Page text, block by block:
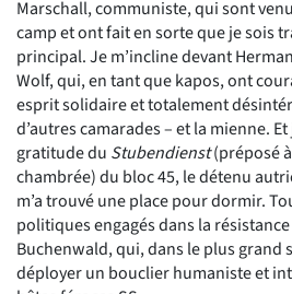
Marschall, communiste, qui sont
camp et ont fait en sorte que je sois
principal. Je m’incline devant
Wolf, qui, en tant que kapos, ont
esprit solidaire et totalement
d’autres camarades – et la mienne.
gratitude du Stubendienst(préposé
chambrée) du bloc 45, le détenu
m’a trouvé une place pour dormir.
politiques engagés dans la
Buchenwald, qui, dans le plus grand
déployer un bouclier humaniste et